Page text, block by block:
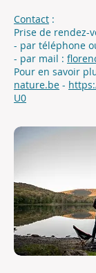
Contact :
Prise de rendez-
- par téléphone
- par mail :
Pour en savoir
nature.be -
U0